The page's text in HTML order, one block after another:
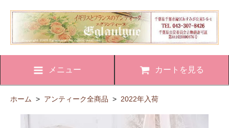
メニュー カートを見る
ホーム > アンティーク全商品 > 2022年入荷